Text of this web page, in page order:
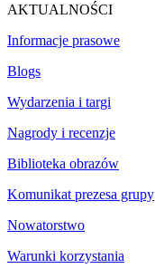
AKTUALNOŚCI
Informacje prasowe
Blogs
Wydarzenia i targi
Nagrody i recenzje
Biblioteka obrazów
Komunikat prezesa grupy
Nowatorstwo
Warunki korzystania